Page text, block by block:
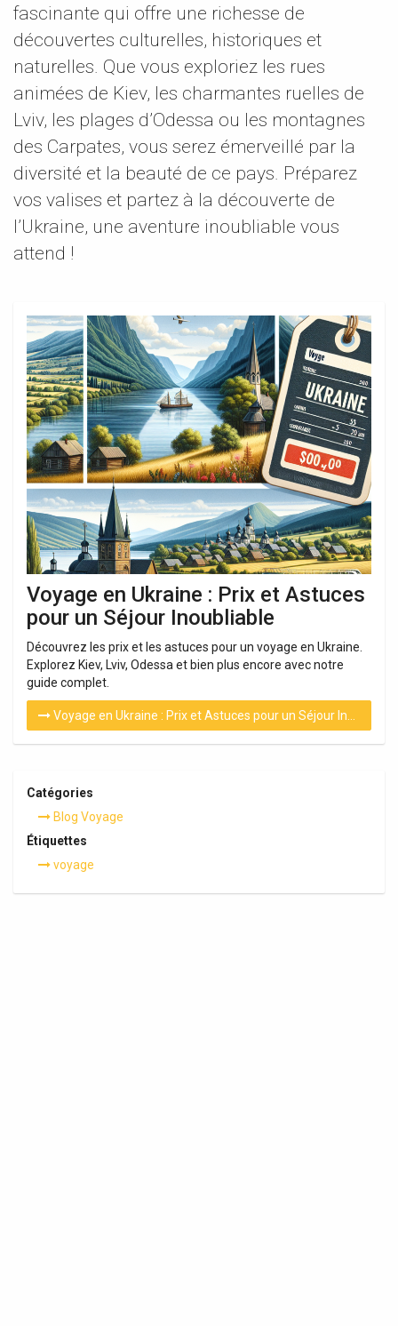
fascinante qui offre une richesse de
découvertes culturelles, historiques et
naturelles. Que vous exploriez les rues
animées de Kiev, les charmantes ruelles de
Lviv, les plages d’Odessa ou les montagnes
des Carpates, vous serez émerveillé par la
diversité et la beauté de ce pays. Préparez
vos valises et partez à la découverte de
l’Ukraine, une aventure inoubliable vous
attend !
Voyage en Ukraine : Prix et Astuces
pour un Séjour Inoubliable
Découvrez les prix et les astuces pour un voyage en Ukraine.
Explorez Kiev, Lviv, Odessa et bien plus encore avec notre
guide complet.
Voyage en Ukraine : Prix et Astuces pour un Séjour Inoubliable
Catégories
Blog Voyage
Étiquettes
voyage